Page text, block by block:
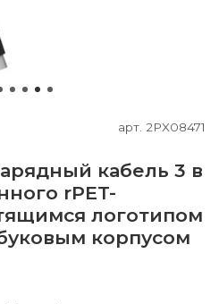
арт. 2PX08471
кабель 3 в
rPET-
логотипом
корпусом